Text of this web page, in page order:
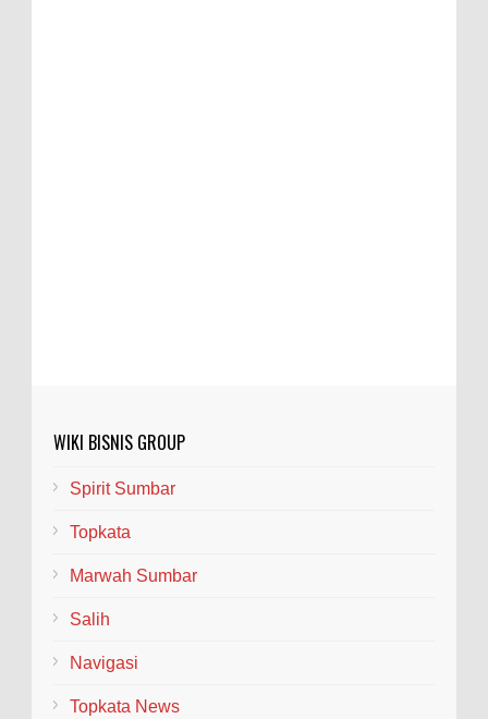
WIKI BISNIS GROUP
Spirit Sumbar
Topkata
Marwah Sumbar
Salih
Navigasi
Topkata News